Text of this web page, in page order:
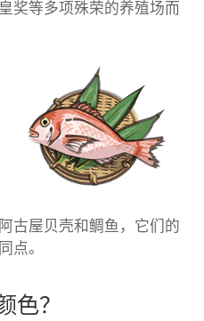
奖等多项殊荣的养殖场而
古屋贝壳和鲷鱼，它们的
点。
色？